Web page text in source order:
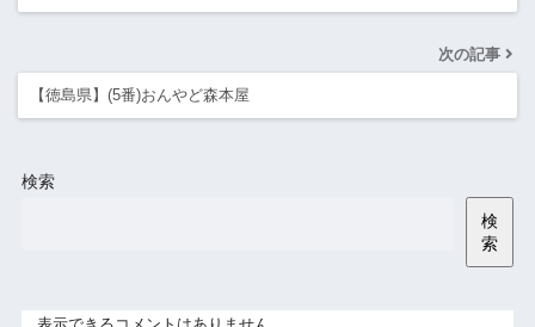
次の記事
【徳島県】(5番)おんやど森本屋
検索
検
索